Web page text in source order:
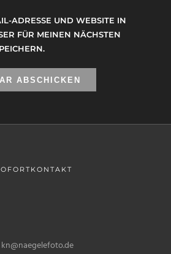
ADRESSE UND WEBSITE IN
FÜR MEINEN NÄCHSTEN
kn@naegelefoto.de